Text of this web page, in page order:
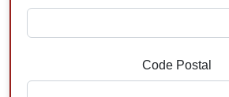
Code Postal